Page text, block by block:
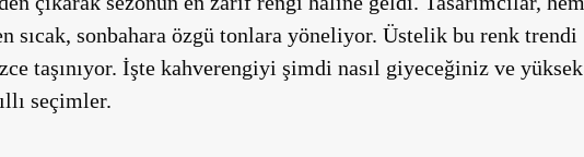
sıcak, sonbahara özgü tonlara yöneliyor. Üstelik bu renk trendi
taşınıyor. İşte kahverengiyi şimdi nasıl giyeceğiniz ve yüksek
seçimler.